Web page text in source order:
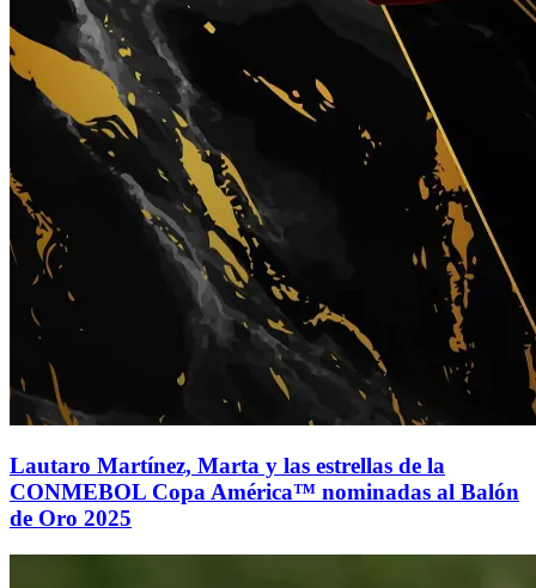
Lautaro Martínez, Marta y las estrellas de la
CONMEBOL Copa América™ nominadas al Balón
de Oro 2025